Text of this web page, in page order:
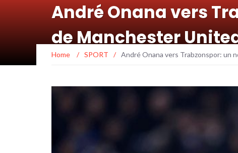
André Onana vers
de Manchester
Home / SPORT / André Onana vers Trabzonspor: un